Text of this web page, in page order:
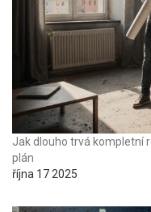
Jak dlouho trvá kompletní
plán
října 17 2025